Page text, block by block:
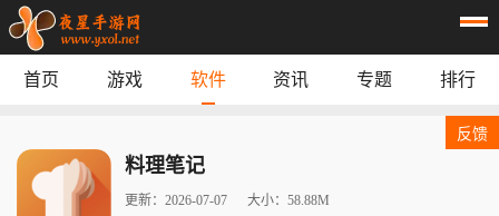
专题 榜单
首页 游戏 软件 资讯 专题 排行
料理笔记
更新： 2026-07-07 大小： 58.88M
反馈